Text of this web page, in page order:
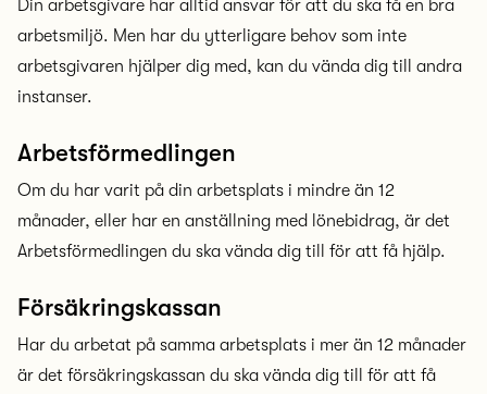
Din arbetsgivare har alltid ansvar för att du ska få en bra
arbetsmiljö. Men har du ytterligare behov som inte
arbetsgivaren hjälper dig med, kan du vända dig till andra
instanser.
Arbetsförmedlingen
Om du har varit på din arbetsplats i mindre än 12
månader, eller har en anställning med lönebidrag, är det
Arbetsförmedlingen du ska vända dig till för att få hjälp.
Försäkringskassan
Har du arbetat på samma arbetsplats i mer än 12 månader
är det försäkringskassan du ska vända dig till för att få